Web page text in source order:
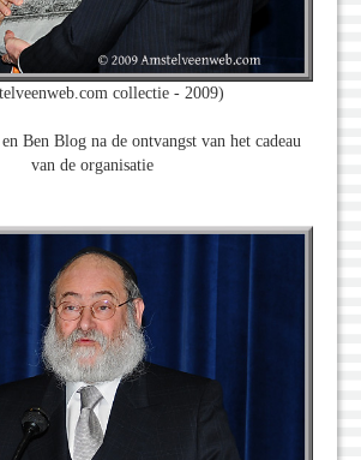
collectie - 2009)
Ben Blog na de ontvangst van het cadeau
van de organisatie